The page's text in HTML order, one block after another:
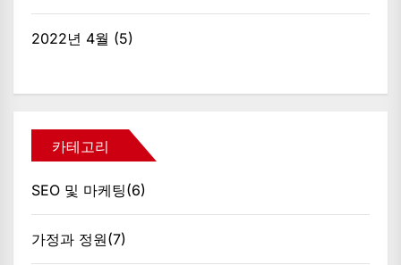
2022년 4월 (5)
카테고리
SEO 및 마케팅(6)
가정과 정원(7)